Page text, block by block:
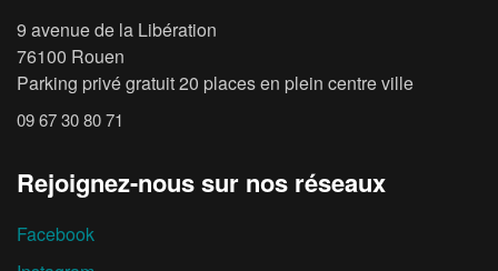
9 avenue de la Libération
76100 Rouen
Parking privé gratuit 20 places en plein centre ville
09 67 30 80 71
Rejoignez-nous sur nos réseaux
Facebook